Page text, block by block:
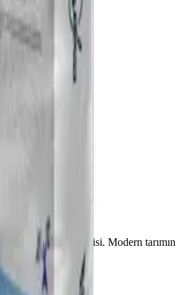
desteği alın
hazır
gübre üreticisi. Modern tarımın
kaliteli çözümler.